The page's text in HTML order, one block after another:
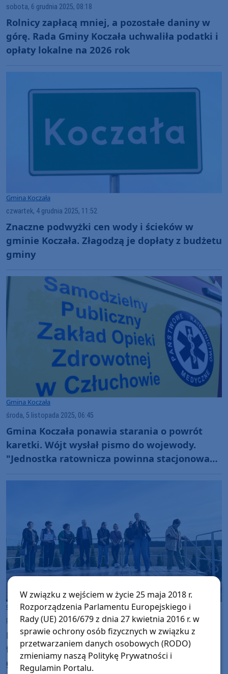
sobota, 6 grudnia 2025, 08:18
Rolnicy zapłacą mniej, a pozostałe daniny w
górę. Rada Gminy Koczała uchwaliła podatki i
opłaty lokalne na 2026 rok
Gmina Koczała
czwartek, 4 grudnia 2025, 11:52
Znaczne podwyżki cen wody i ścieków w
gminie Koczała. Złagodzą je dopłaty z budżetu
gminy
Gmina Koczała
środa, 5 listopada 2025, 06:45
Gmina Koczała ponawia starania o powrót
karetki. Wójt wysłał pismo do wojewody.
"Jednostka ratownicza powinna stacjonować
Gmina Koczała
piątek, 3 października 2025, 11:11
Dokładnie 35 tys. 200 zł to ostateczny wynik
festynu charytatywnego w Wilkowie, w
gminie Koczała
W związku z wejściem w życie 25 maja 2018 r.
Rozporządzenia Parlamentu Europejskiego i
Rady (UE) 2016/679 z dnia 27 kwietnia 2016 r. w
sprawie ochrony osób fizycznych w związku z
przetwarzaniem danych osobowych (RODO)
zmieniamy naszą Politykę Prywatności i
Regulamin Portalu.